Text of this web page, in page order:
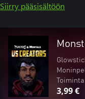
Siirry pääsisältöön
3,99 €